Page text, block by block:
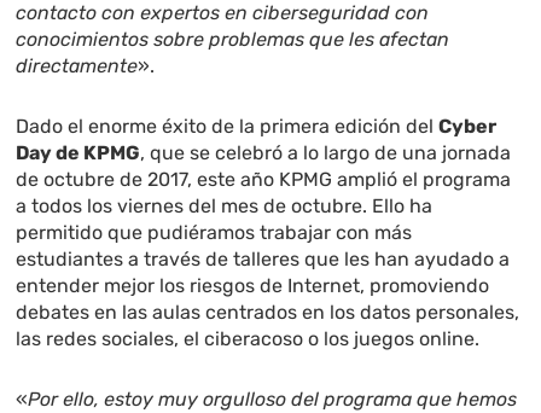
contacto con expertos en ciberseguridad con
conocimientos sobre problemas que les afectan
directamente».
Dado el enorme éxito de la primera edición delCyber
Day de KPMG, que se celebró a lo largo de una jornada
de octubre de 2017, este año KPMG amplió el programa
a todos los viernes del mes de octubre. Ello ha
permitido que pudiéramos trabajar con más
estudiantes a través de talleres que les han ayudado a
entender mejor los riesgos de Internet, promoviendo
debates en las aulas centrados en los datos personales,
las redes sociales, el ciberacoso o los juegos online.
«Por ello, estoy muy orgulloso del programa que hemos